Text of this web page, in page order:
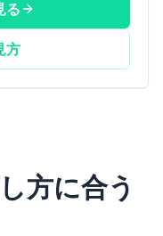
る
方
方に合う